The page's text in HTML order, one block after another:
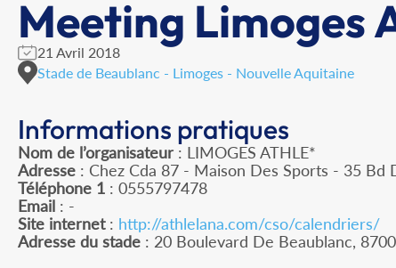
Meeting Limoges
21 Avril 2018
Stade de Beaublanc - Limoges - Nouvelle Aquitaine
Informations pratiques
Nom de l’organisateur : LIMOGES ATHLE*
Adresse : Chez Cda 87 - Maison Des Sports - 35 Bd
Téléphone 1 : 0555797478
Email : -
Site internet: http://athlelana.com/cso/calendriers/
Adresse du stade : 20 Boulevard De Beaublanc,